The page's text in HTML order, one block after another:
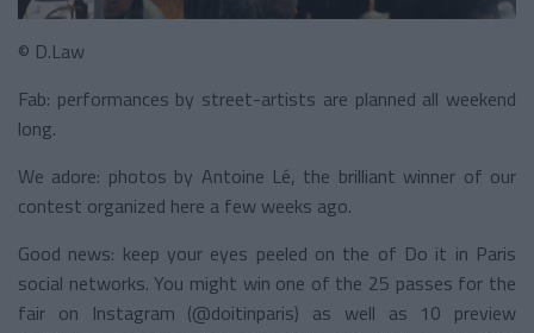
© D.Law
Fab: performances by street-artists are planned all weekend
long.
We adore: photos by Antoine Lé, the brilliant winner of our
contest organized here a few weeks ago.
Good news: keep your eyes peeled on the of Do it in Paris
social networks. You might win one of the 25 passes for the
fair on Instagram (@doitinparis) as well as 10 preview